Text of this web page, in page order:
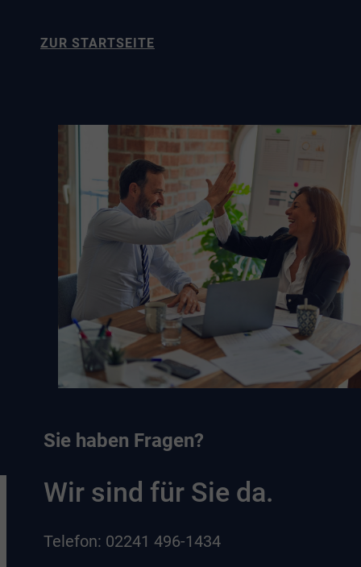
ZUR STARTSEITE
Sie haben Fragen?
Wir sind für Sie da.
Telefon: 02241 496-1434